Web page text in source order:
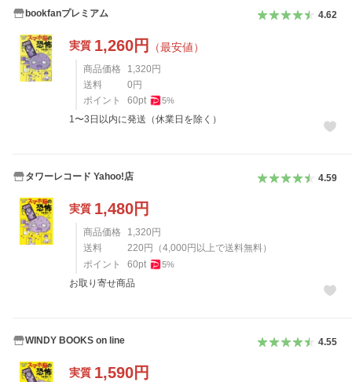
bookfanプレミアム 4.62
実質 1,260円 （最安値）
商品価格 1,320 円
送料
0 円
ポイント
60pt 5%
1〜3日以内に発送（休業日を除く）
タワーレコード Yahoo!店 4.59
実質 1,480円
商品価格 1,320 円
送料
220 円 （4,000 円以上で送料無料）
ポイント
60pt 5%
お取り寄せ商品
WINDY BOOKS on line 4.55
実質 1,590円